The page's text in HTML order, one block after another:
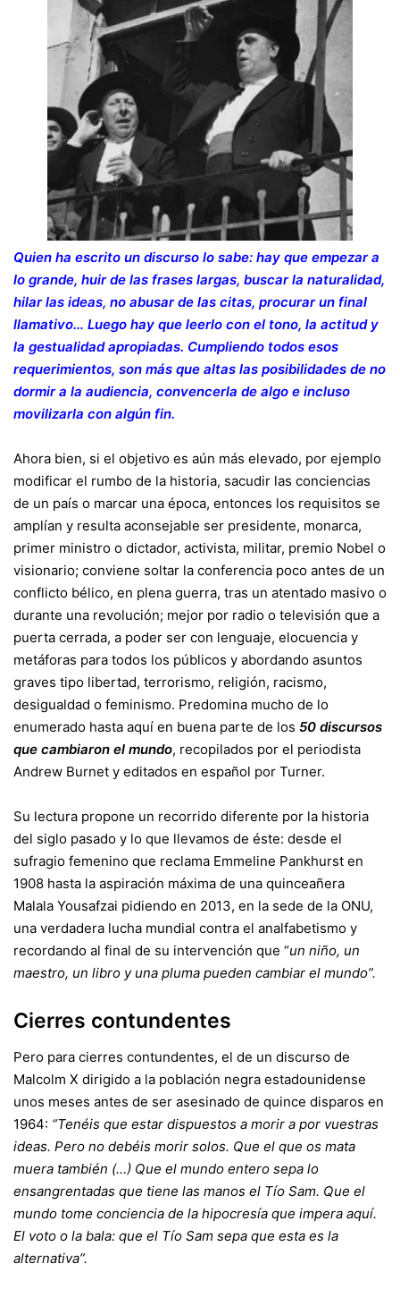
Quien ha escrito un discurso lo sabe: hay que empezar a
lo grande, huir de las frases largas, buscar la naturalidad,
hilar las ideas, no abusar de las citas, procurar un final
llamativo… Luego hay que leerlo con el tono, la actitud y
la gestualidad apropiadas. Cumpliendo todos esos
requerimientos, son más que altas las posibilidades de no
dormir a la audiencia, convencerla de algo e incluso
movilizarla con algún fin.
Ahora bien, si el objetivo es aún más elevado, por ejemplo
modificar el rumbo de la historia, sacudir las conciencias
de un país o marcar una época, entonces los requisitos se
amplían y resulta aconsejable ser presidente, monarca,
primer ministro o dictador, activista, militar, premio Nobel o
visionario; conviene soltar la conferencia poco antes de un
conflicto bélico, en plena guerra, tras un atentado masivo o
durante una revolución; mejor por radio o televisión que a
puerta cerrada, a poder ser con lenguaje, elocuencia y
metáforas para todos los públicos y abordando asuntos
graves tipo libertad, terrorismo, religión, racismo,
desigualdad o feminismo. Predomina mucho de lo
enumerado hasta aquí en buena parte de los 50 discursos
que cambiaron el mundo, recopilados por el periodista
Andrew Burnet y editados en español por Turner.
Su lectura propone un recorrido diferente por la historia
del siglo pasado y lo que llevamos de éste: desde el
sufragio femenino que reclama Emmeline Pankhurst en
1908 hasta la aspiración máxima de una quinceañera
Malala Yousafzai pidiendo en 2013, en la sede de la ONU,
una verdadera lucha mundial contra el analfabetismo y
recordando al final de su intervención que “un niño, un
maestro, un libro y una pluma pueden cambiar el mundo”.
Cierres contundentes
Pero para cierres contundentes, el de un discurso de
Malcolm X dirigido a la población negra estadounidense
unos meses antes de ser asesinado de quince disparos en
1964: “Tenéis que estar dispuestos a morir a por vuestras
ideas. Pero no debéis morir solos. Que el que os mata
muera también (…) Que el mundo entero sepa lo
ensangrentadas que tiene las manos el Tío Sam. Que el
mundo tome conciencia de la hipocresía que impera aquí.
El voto o la bala: que el Tío Sam sepa que esta es la
alternativa”.